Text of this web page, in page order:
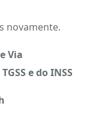
novamente.
Via
e do INSS